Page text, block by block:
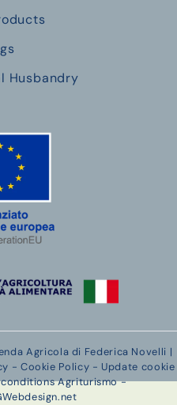
Husbandry
Agricola di Federica Novelli |
- Cookie Policy - Update cookie
conditions Agriturismo-